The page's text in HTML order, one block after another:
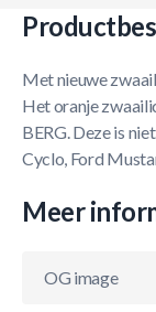
Met nieuwe
Het oranje
BERG. Deze is
Cyclo, Ford
Meer
OG image